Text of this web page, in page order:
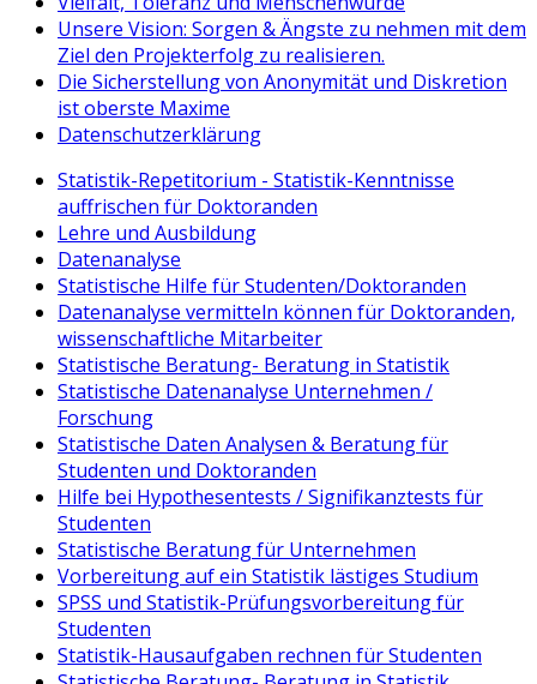
Unsere Vision: Sorgen & Ängste zu nehmen mit dem
Ziel den Projekterfolg zu realisieren.
Die Sicherstellung von Anonymität und Diskretion
ist oberste Maxime
Datenschutzerklärung
Statistik-Repetitorium - Statistik-Kenntnisse
auffrischen für Doktoranden
Lehre und Ausbildung
Datenanalyse
Statistische Hilfe für Studenten/Doktoranden
Datenanalyse vermitteln können für Doktoranden,
wissenschaftliche Mitarbeiter
Statistische Beratung- Beratung in Statistik
Statistische Datenanalyse Unternehmen /
Forschung
Statistische Daten Analysen & Beratung für
Studenten und Doktoranden
Hilfe bei Hypothesentests / Signifikanztests für
Studenten
Statistische Beratung für Unternehmen
Vorbereitung auf ein Statistik lästiges Studium
SPSS und Statistik-Prüfungsvorbereitung für
Studenten
Statistik-Hausaufgaben rechnen für Studenten